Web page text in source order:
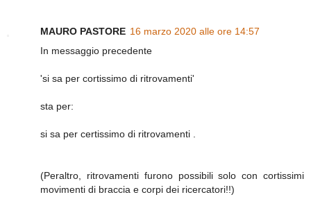
MAURO PASTORE 16 marzo 2020 alle ore 14:57
In messaggio precedente
'si sa per cortissimo di ritrovamenti'
sta per:
si sa per certissimo di ritrovamenti .
(Peraltro, ritrovamenti furono possibili solo con cortissimi
movimenti di braccia e corpi dei ricercatori!!)